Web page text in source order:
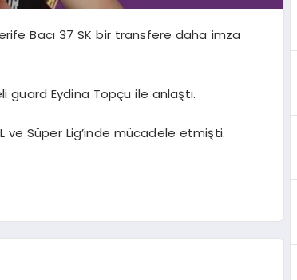
Bacı 37 SK bir transfere daha imza
guard Eydina Topçu ile anlaştı.
ve Süper Lig’inde mücadele etmişti.